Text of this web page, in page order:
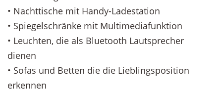
• Nachttische mit Handy-Ladestation
• Spiegelschränke mit Multimediafunktion
• Leuchten, die als Bluetooth Lautsprecher
dienen
• Sofas und Betten die die Lieblingsposition
erkennen